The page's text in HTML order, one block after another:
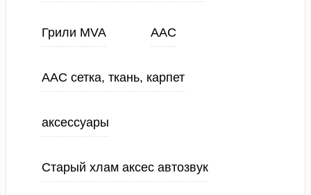
Грили MVA ААС
ААС сетка, ткань, карпет
аксессуары
Старый хлам аксес автозвук